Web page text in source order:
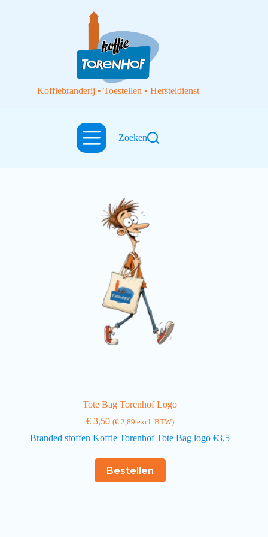
Koffiebranderij • Toestellen • Hersteldienst
Zoeken
Tote Bag Torenhof Logo
€3,50 (€2,89 excl. BTW)
Branded stoffen Koffie Torenhof Tote Bag logo €3,5
Bestellen